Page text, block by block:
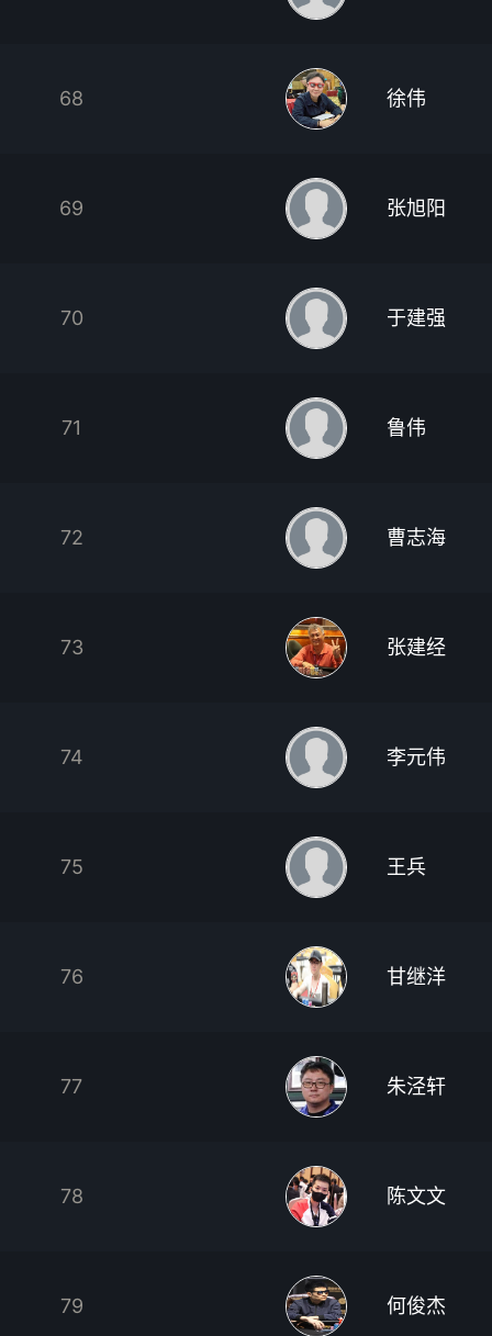
68 徐伟
69 张旭阳
70 于建强
71 鲁伟
72 曹志海
73 张建经
74 李元伟
75 王兵
76 甘继洋
77 朱泾轩
78 陈文文
79 何俊杰